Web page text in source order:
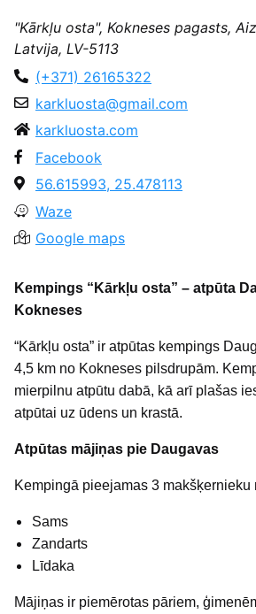
"Kārkļu osta", Kokneses pagasts,
Latvija, LV-5113
(+371) 26165322
karkluosta@gmail.com
karkluosta.com
Facebook
56.615993, 25.478113
Waze
Google maps
Kempings “Kārkļu osta” – atpūta
Kokneses
“Kārkļu osta” ir atpūtas kempings
4,5 km no Kokneses pilsdrupām.
mierpilnu atpūtu dabā, kā arī plašas
atpūtai uz ūdens un krastā.
Atpūtas mājiņas pie Daugavas
Kempingā pieejamas 3 makšķernieku
Sams
Zandarts
Līdaka
Mājiņas ir piemērotas pāriem,